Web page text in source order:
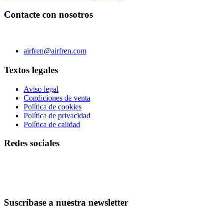
Contacte con nosotros
airfren@airfren.com
Textos legales
Aviso legal
Condiciones de venta
Política de cookies
Política de privacidad
Política de calidad
Redes sociales
Suscríbase a nuestra newsletter